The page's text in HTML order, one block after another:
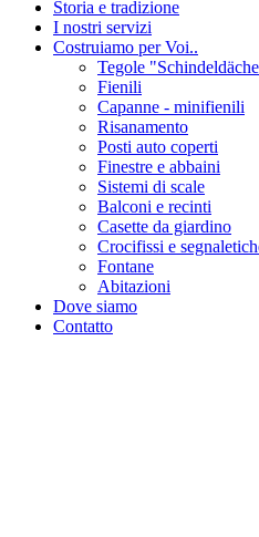
Storia e tradizione
I nostri servizi
Costruiamo per Voi..
Tegole
Fienili
Capanne - minifienili
Risanamento
Posti auto coperti
Finestre e abbaini
Sistemi di scale
Balconi e recinti
Casette da giardino
Crocifissi e
Fontane
Abitazioni
Dove siamo
Contatto